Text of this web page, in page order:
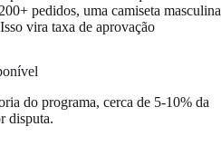
pedidos, uma camiseta masculina
vira taxa de aprovação
do programa, cerca de 5-10% da
disputa.